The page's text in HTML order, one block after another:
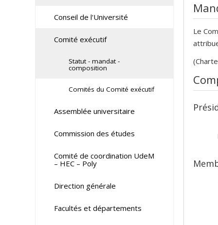
Le
Conseil de l'Université
Comité exécutif
Statut - mandat -
composition
Comités du Comité exécutif
Assemblée universitaire
Commission des études
Comité de coordination UdeM
– HEC – Poly
Direction générale
Facultés et départements